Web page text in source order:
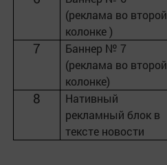
(реклама во второй
колонке )
7
Баннер № 7
(реклама во второй
колонке)
8
Нативный
рекламный блок в
тексте новости